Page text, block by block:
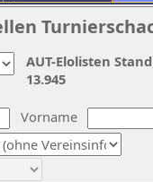
Vorname
AUT-Elolisten
13.945